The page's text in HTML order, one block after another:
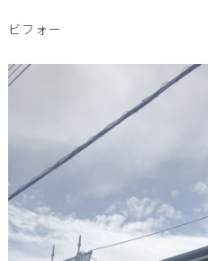
ビフォー